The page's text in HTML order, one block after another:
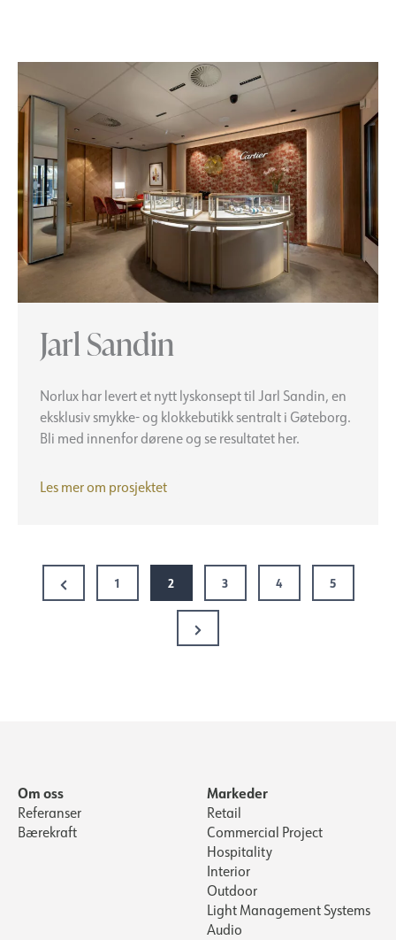
Jarl Sandin
Norlux har levert et nytt lyskonsept til Jarl Sandin, en
eksklusiv smykke- og klokkebutikk sentralt i Gøteborg.
Bli med innenfor dørene og se resultatet her.
Les mer om prosjektetJarl
Previous
Page
1 2 3 4 5
Next
Page
Om oss
Referanser
Bærekraft
Markeder
Retail
Commercial Project
Hospitality
Interior
Outdoor
Light Management Systems
Audio